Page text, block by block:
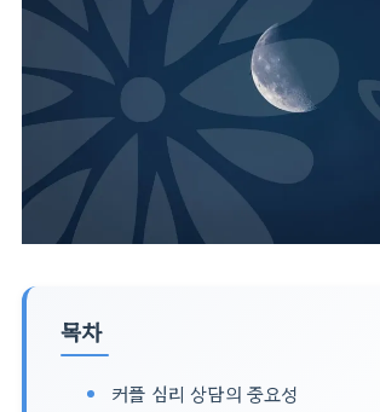
목차
커플 심리 상담의 중요성